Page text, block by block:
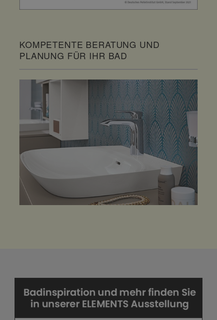
KOMPETENTE BERATUNG UND
PLANUNG FÜR IHR BAD